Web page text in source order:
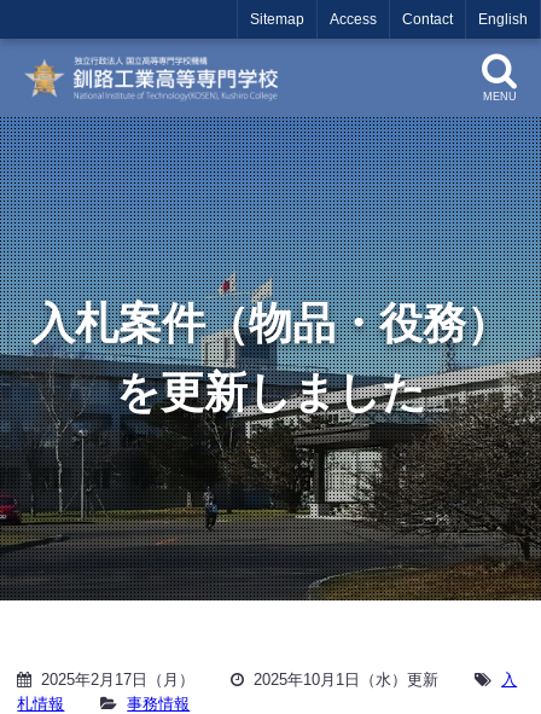
Sitemap Access Contact English
MENU
入札案件（物品・役務）
を更新しました
2025年2月17日（月） 2025年10月1日（水）更新
入
札情報
事務情報